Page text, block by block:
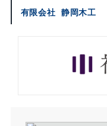
有限会社 静岡木工​